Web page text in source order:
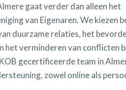
gaat verder dan alleen het
van Eigenaren. We kiezen
duurzame relaties, het
het verminderen van conflicten
gecertificeerde team in
zowel online als